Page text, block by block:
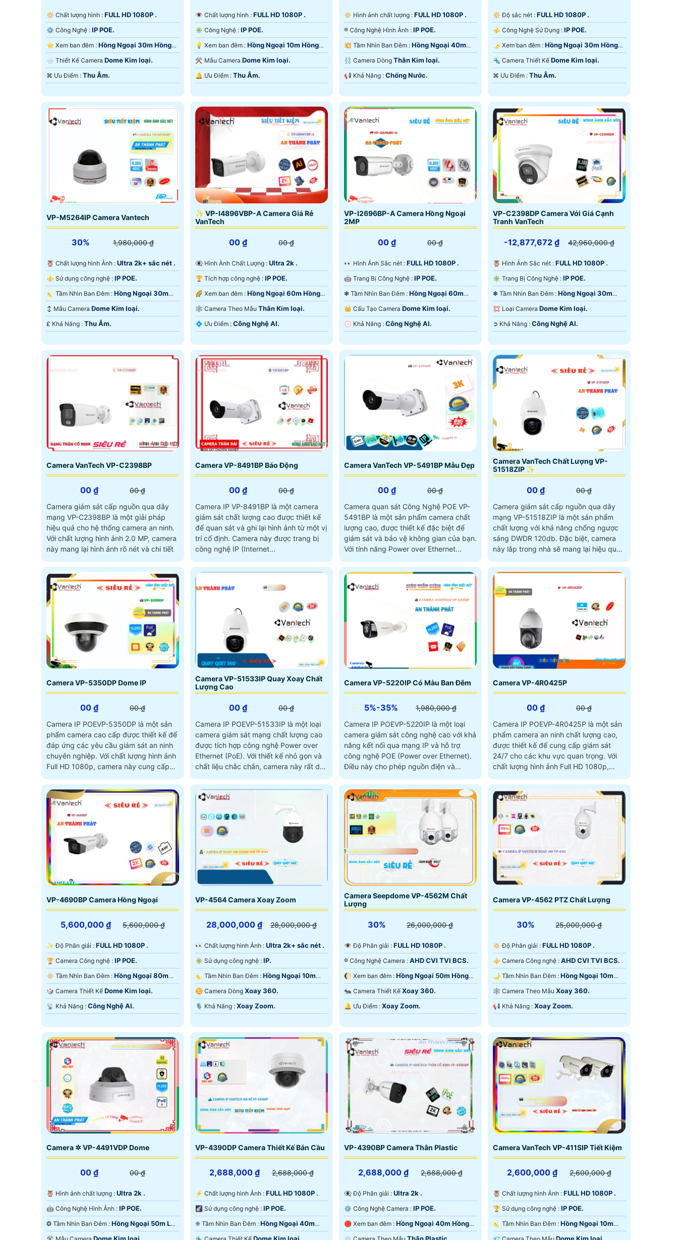
🔆 Chất lượng hình : FULL HD 1080P .
⚙ Công Nghệ : IP POE.
⭐ Xem ban đêm : Hồng Ngoại 30m Hồng
Ngoại SMD.
🌧️ Thiết Kế Camera Dome Kim loại.
️⌘ Ưu Điểm : Thu Âm.
👁 Chất lượng hình : FULL HD 1080P .
✳️ Công Nghệ : IP POE.
💡 Xem ban đêm : Hồng Ngoại 10m Hồng
Ngoại SMD.
⚒ Mẫu Camera Dome Kim loại.
️🔔 Ưu Điểm : Thu Âm.
🔅 Hình ảnh chất lượng : FULL HD 1080P .
®️ Công Nghệ Hình Ảnh : IP POE.
💥 Tầm Nhìn Ban Đêm : Hồng Ngoại 40m
Hồng Ngoại Smart IR.
⛓ Camera Dòng Thân Kim loại.
️📢 Khả Năng : Chống Nước.
🔆 Độ sắc nét : FULL HD 1080P .
⚜️ Công Nghệ Sử Dụng : IP POE.
🌛 Xem ban đêm : Hồng Ngoại 30m Hồng
Ngoại SMD.
🔩 Camera Thiết Kế Dome Kim loại.
️⌘ Ưu Điểm : Thu Âm.
VP-M5264IP Camera Vantech
30% 1,980,000 ₫
🦉 Chất lượng hình Ảnh : Ultra 2k+ sắc nét .
⚜️ Sử dụng công nghệ : IP POE.
🌜 Tầm Nhìn Ban Đêm : Hồng Ngoại 30m
Hồng Ngoại SMD.
↕️ Mẫu Camera Dome Kim loại.
️₤ Khả Năng : Thu Âm.
✨ VP-I4896VBP-A Camera Giá Rẻ
VanTech
00 ₫ 00 ₫
👁️‍🗨 Hình Ành Chất Lượng : Ultra 2k .
🏆 Tích hợp công nghệ : IP POE.
🌈 Xem ban đêm : Hồng Ngoại 60m Hồng
Ngoại SMD.
🕸️ Camera Theo Mẫu Thân Kim loại.
️💠 Ưu Điểm : Công Nghệ AI.
VP-I2696BP-A Camera Hồng Ngoại
2MP
00 ₫ 00 ₫
️👀 Hình Ảnh Sắc nét : FULL HD 1080P .
🤖️ Trang Bị Công Nghệ : IP POE.
❃ Tầm Nhìn Ban Đêm : Hồng Ngoại 60m
Hồng Ngoại SMD.
👑 Cấu Tạo Camera Dome Kim loại.
️💮 Khả Năng : Công Nghệ AI.
VP-C2398DP Camera Với Giá Cạnh
Tranh VanTech
-12,877,672 ₫ 42,960,000 ₫
🦉 Hình Ảnh Sắc nét : FULL HD 1080P .
✳️ Trang Bị Công Nghệ : IP POE.
❃ Tầm Nhìn Ban Đêm : Hồng Ngoại 30m
Starlight.
💢 Loại Camera Dome Kim loại.
️➲ Khả Năng : Công Nghệ AI.
Camera VanTech VP-C2398BP
00 ₫
00 ₫
Camera giám sát cấp nguồn qua dây
mạng VP-C2398BP là một giải pháp
hiệu quả cho hệ thống camera an ninh.
Với chất lượng hình ảnh 2.0 MP, camera
này mang lại hình ảnh rõ nét và chi tiết
Camera VP-8491BP Báo Động
00 ₫
00 ₫
Camera IP VP-8491BP là một camera
giám sát chất lượng cao được thiết kế
để quan sát và ghi lại hình ảnh từ một vị
trí cố định. Camera này được trang bị
công nghệ IP (Internet...
Camera VanTech VP-5491BP Mẫu Đẹp
00 ₫
00 ₫
Camera quan sát Công Nghệ POE VP-
5491BP là một sản phẩm camera chất
lượng cao, được thiết kế đặc biệt để
giám sát và bảo vệ không gian của bạn.
Với tính năng Power over Ethernet...
Camera VanTech Chất Lượng VP-
51518ZIP ✨
00 ₫
00 ₫
Camera giám sát cấp nguồn qua dây
mạng VP-51518ZIP là một sản phẩm
chất lượng với khả năng chống ngược
sáng DWDR 120db. Đặc biệt, camera
này lắp trong nhà sẽ mang lại hiệu quả
năng hồng ngoại 150m
Camera VP-5350DP Dome IP
00 ₫
00 ₫
Camera IP POEVP-5350DP là một sản
phẩm camera cao cấp được thiết kế để
đáp ứng các yêu cầu giám sát an ninh
chuyên nghiệp. Với chất lượng hình ảnh
Full HD 1080p, camera này cung cấp
Camera VP-51533IP Quay Xoay Chất
Lượng Cao
00 ₫
00 ₫
Camera IP POEVP-51533IP là một loại
camera giám sát mạng chất lượng cao
được tích hợp công nghệ Power over
Ethernet (PoE). Với thiết kế nhỏ gọn và
chất liệu chắc chắn, camera này rất dễ
nét và chất lượng cao
Camera VP-5220IP Có Màu Ban Đêm
5%-35%
1,980,000 ₫
Camera IP POEVP-5220IP là một loại
camera giám sát công nghệ cao với khả
năng kết nối qua mạng IP và hỗ trợ
công nghệ POE (Power over Ethernet).
Điều này cho phép nguồn điện và...
Camera VP-4R0425P
00 ₫
00 ₫
Camera IP POEVP-4R0425P là một sản
phẩm camera an ninh chất lượng cao,
được thiết kế để cung cấp giám sát
24/7 cho các khu vực quan trọng. Với
chất lượng hình ảnh Full HD 1080p,...
VP-4690BP Camera Hồng Ngoại
5,600,000 ₫ 5,600,000 ₫
✨ Độ Phân giải : FULL HD 1080P .
🏆 Camera Công nghệ : IP POE.
🔅 Tầm Nhìn Ban Đêm : Hồng Ngoại 80m
Hồng Ngoại SMD.
🎲 Camera Thiết Kế Dome Kim loại.
️📡 Khả Năng : Công Nghệ AI.
VP-4564 Camera Xoay Zoom
28,000,000 ₫ 28,000,000 ₫
️👀 Chất lượng hình Ảnh : Ultra 2k+ sắc nét .
✳️ Sử dụng công nghệ : IP.
🌜 Tầm Nhìn Ban Đêm : Hồng Ngoại 10m
Hồng Ngoại SMD.
♊ Camera Dòng Xoay 360.
️🎙 Khả Năng : Xoay Zoom.
Camera Seepdome VP-4562M Chất
Lượng
30% 26,000,000 ₫
👁 Độ Phân giải : FULL HD 1080P .
®️ Công Nghệ Camera : AHD CVI TVI BCS.
🌔 Xem ban đêm : Hồng Ngoại 50m Hồng
Ngoại SMD.
🐜 Camera Thiết Kế Xoay 360.
️🔔 Ưu Điểm : Xoay Zoom.
Camera VP-4562 PTZ Chất Lượng
30% 25,000,000 ₫
🔅 Độ Phân giải : FULL HD 1080P .
⚜️ Camera Công nghệ : AHD CVI TVI BCS.
🌙 Tầm Nhìn Ban Đêm : Hồng Ngoại 10m
Hồng Ngoại SMD.
🕸️ Camera Theo Mẫu Xoay 360.
️📢 Khả Năng : Xoay Zoom.
Camera ✲ VP-4491VDP Dome
00 ₫ 00 ₫
🦉 Hình ảnh chất lượng : Ultra 2k .
🤖️ Công Nghệ Hình Ảnh : IP POE.
❂ Tầm Nhìn Ban Đêm : Hồng Ngoại 50m Led
Array.
VP-4390DP Camera Thiết Kế Bán Cầu
2,688,000 ₫ 2,688,000 ₫
️⚡ Chất lượng hình Ảnh : FULL HD 1080P .
🌠 Sử dụng công nghệ : IP POE.
❈ Tầm Nhìn Ban Đêm : Hồng Ngoại 40m
Hồng Ngoại SMD.
VP-4390BP Camera Thân Plastic
2,688,000 ₫ 2,688,000 ₫
👁️‍🗨 Độ Phân giải : Ultra 2k .
⚙ Công Nghệ Camera : IP POE.
🔴 Xem ban đêm : Hồng Ngoại 40m Hồng
Ngoại Smart IR.
Camera VanTech VP-411SIP Tiết Kiệm
2,600,000 ₫ 2,600,000 ₫
🦉 Chất lượng hình Ảnh : FULL HD 1080P .
🏆 Sử dụng công nghệ : IP POE.
🌜 Tầm Nhìn Ban Đêm : Hồng Ngoại 10m
Hồng Ngoại SMD.